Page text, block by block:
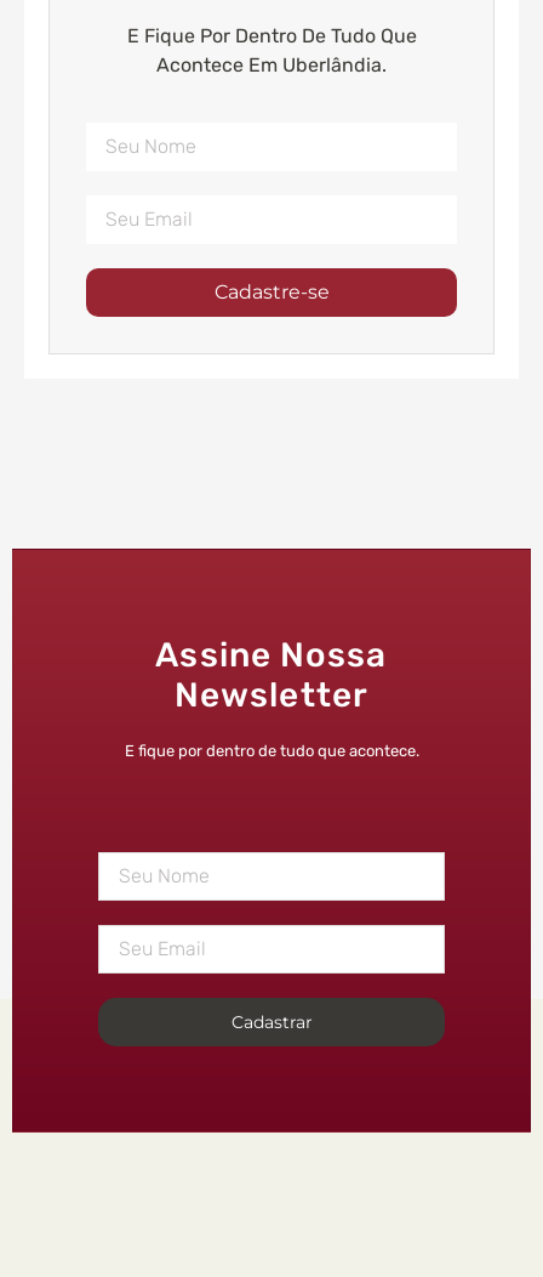
E Fique Por Dentro De Tudo Que
Acontece Em Uberlândia.
Cadastre-se
Assine Nossa
Newsletter
E fique por dentro de tudo que acontece.
Cadastrar